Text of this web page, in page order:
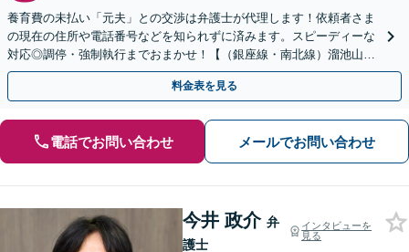
養育費の未払い「元夫」との交渉は弁護士が代理します！依頼者さま
の現在の住所や電話番号などを知られずに済みます。スピーディーな
対応◎調停・強制執行までおまかせ！【（銀座線・南北線）溜池山王
駅徒歩１分】【初回相談無料】
料金表を見る
電話でお問い合わせ メールでお問い合わせ
今井 政介 弁
護士
インタビューを
見る